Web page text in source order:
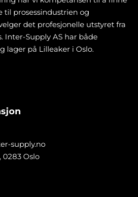
til prosessindustrien og
det profesjonelle utstyret fra
Inter-Supply AS har både
lager på Lilleaker i Oslo.
supply.no
0283 Oslo